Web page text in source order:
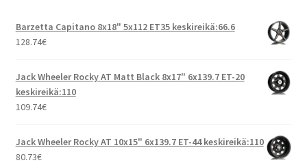
Barzetta Capitano 8x18" 5x112 ET35 keskireikä:66.6
128.74€
Jack Wheeler Rocky AT Matt Black 8x17" 6x139.7 ET-20
keskireikä:110
109.74€
Jack Wheeler Rocky AT 10x15" 6x139.7 ET-44 keskireikä:110
80.73€